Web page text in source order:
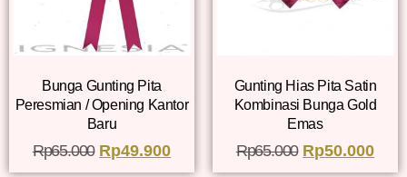
Bunga Gunting Pita
Peresmian / Opening Kantor
Baru
Rp65.000 Rp49.900
Gunting Hias Pita Satin
Kombinasi Bunga Gold
Emas
Rp65.000 Rp50.000